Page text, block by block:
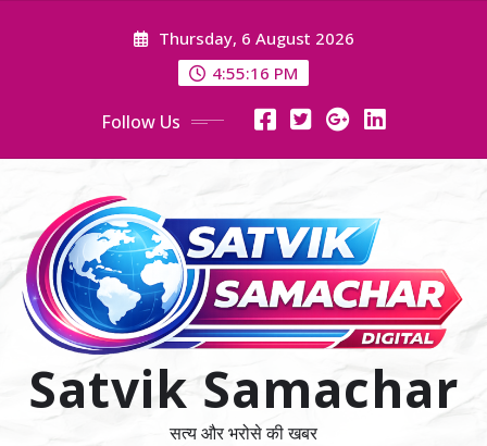
Thursday, 6 August 2026
4:55:16 PM
Follow Us
Satvik Samachar
सत्य और भरोसे की खबर